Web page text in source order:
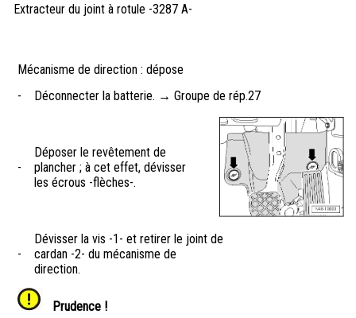
Extracteur du joint à rotule -3287 A-
Mécanisme de direction : dépose
-
Déconnecter la batterie. → Groupe de rép.27
-
Déposer le revêtement de
plancher ; à cet effet, dévisser
les écrous -flèches-.
-
Dévisser la vis -1- et retirer le joint de
cardan -2- du mécanisme de
direction.
Prudence !